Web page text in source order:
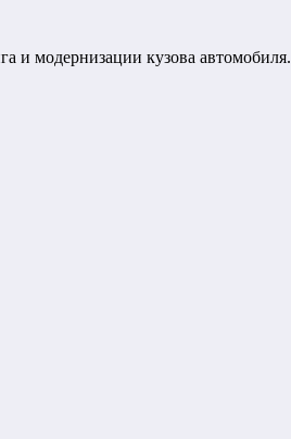
и модернизации кузова автомобиля.